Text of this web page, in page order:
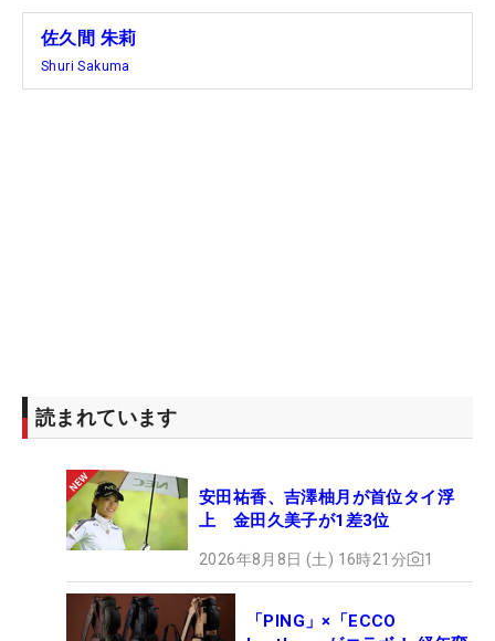
佐久間 朱莉
Shuri Sakuma
読まれています
安田祐香、吉澤柚月が首位タイ浮
上 金田久美子が1差3位
2026年8月8日 (土) 16時21分 1
「PING」×「ECCO